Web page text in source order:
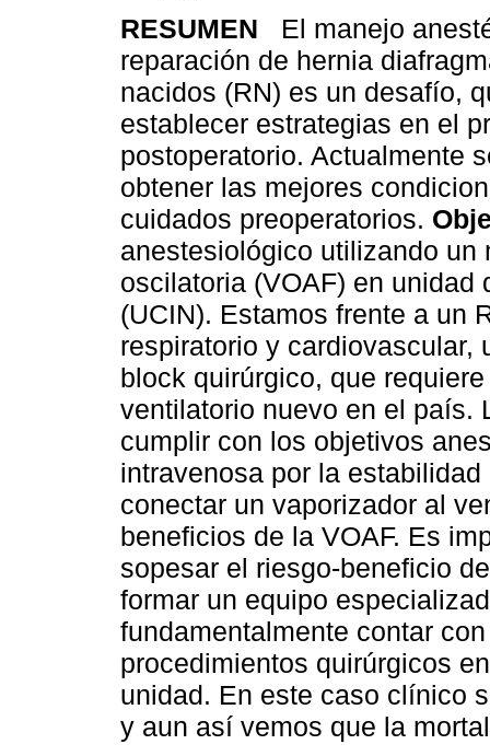
RESUMEN
El manejo
reparación de hernia
nacidos (RN) es un desafío,
establecer estrategias en el
postoperatorio. Actualmente
obtener las mejores
cuidados preoperatorios.
anestesiológico utilizando
oscilatoria (VOAF) en
(UCIN). Estamos frente a un
respiratorio y cardiovascular,
block quirúrgico, que
ventilatorio nuevo en el país.
cumplir con los objetivos
intravenosa por la
conectar un vaporizador al
beneficios de la VOAF. Es
sopesar el riesgo-beneficio
formar un equipo
fundamentalmente contar
procedimientos quirúrgicos
unidad. En este caso clínico
y aun así vemos que la